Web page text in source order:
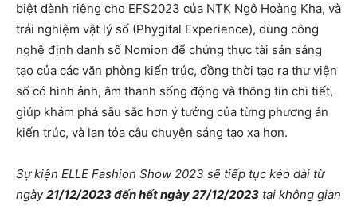
biệt dành riêng cho EFS2023 của NTK Ngô Hoàng Kha, và
trải nghiệm vật lý số (Phygital Experience), dùng công
nghệ định danh số Nomion để chứng thực tài sản sáng
tạo của các văn phòng kiến trúc, đồng thời tạo ra thư viện
số có hình ảnh, âm thanh sống động và thông tin chi tiết,
giúp khám phá sâu sắc hơn ý tưởng của từng phương án
kiến trúc, và lan tỏa câu chuyện sáng tạo xa hơn.
Sự kiện ELLE Fashion Show 2023 sẽ tiếp tục kéo dài từ
ngày21/12/2023 đến hết ngày 27/12/2023 tại không gian